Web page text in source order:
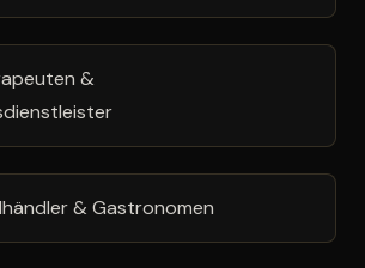
&
& Gastronomen